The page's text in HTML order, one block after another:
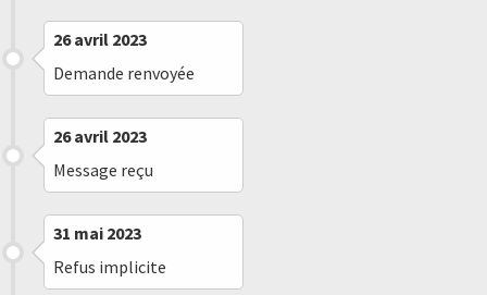
26 avril 2023
Demande renvoyée
26 avril 2023
Message reçu
31 mai 2023
Refus implicite